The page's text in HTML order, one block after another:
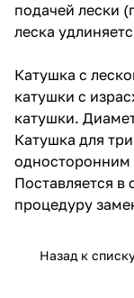
подачей лески
леска
Катушка с
катушки с
катушки.
Катушка для
односторонним
Поставляется в
процедуру
Назад к